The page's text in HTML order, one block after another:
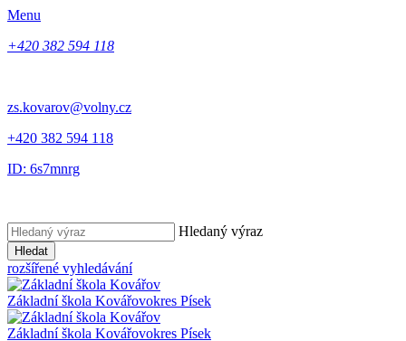
Menu
+420 382 594 118
zs.kovarov@volny.cz
+420 382 594 118
ID: 6s7mnrg
Hledaný výraz
Hledat
rozšířené vyhledávání
Základní škola Kovářovokres Písek
Základní škola Kovářovokres Písek